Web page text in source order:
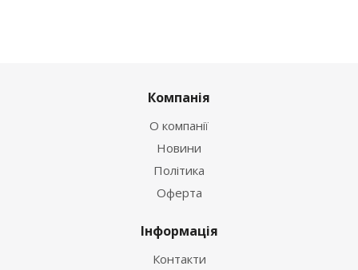
Компанія
О компанії
Новини
Політика
Оферта
Інформація
Контакти